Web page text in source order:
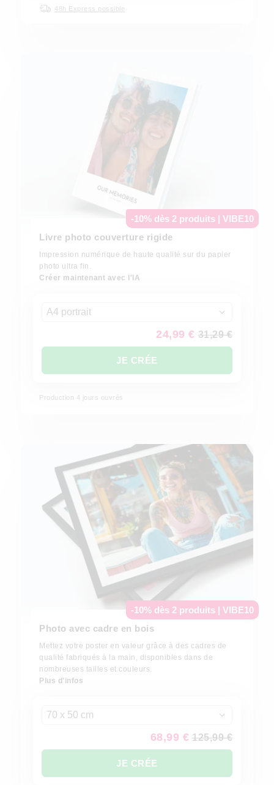
48h Express possible
-10% dès 2 produits | VIBE10
Livre photo couverture rigide
Impression numérique de haute qualité sur du papier
photo ultra fin.
Créer maintenant avec l'IA
A4 portrait
24,99 € 31,29 €
JE CRÉE
Production 4 jours ouvrés
-10% dès 2 produits | VIBE10
Photo avec cadre en bois
Mettez votre poster en valeur grâce à des cadres de
qualité fabriqués à la main, disponibles dans de
nombreuses tailles et couleurs.
Plus d'infos
70 x 50 cm
68,99 € 125,99 €
JE CRÉE